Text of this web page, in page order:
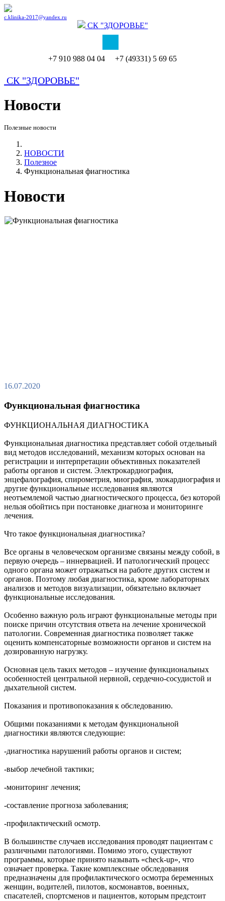
c.klinika-2017@yandex.ru
СК "ЗДОРОВЬЕ"
+7 910 988 04 04 +7 (49331) 5 69 65
СК "ЗДОРОВЬЕ"
Новости
Полезные новости
НОВОСТИ
Полезное
Функциональная фиагностика
Новости
16.07.2020
Функциональная фиагностика
ФУНКЦИОНАЛЬНАЯ ДИАГНОСТИКА
Функциональная диагностика представляет собой отдельный
вид методов исследований, механизм которых основан на
регистрации и интерпретации объективных показателей
работы органов и систем. Электрокардиография,
энцефалография, спирометрия, миография, эхокардиография и
другие функциональные исследования являются
неотъемлемой частью диагностического процесса, без которой
нельзя обойтись при постановке диагноза и мониторинге
лечения.
Что такое функциональная диагностика?
Все органы в человеческом организме связаны между собой, в
первую очередь – иннервацией. И патологический процесс
одного органа может отражаться на работе других систем и
органов. Поэтому любая диагностика, кроме лабораторных
анализов и методов визуализации, обязательно включает
функциональные исследования.
Особенно важную роль играют функциональные методы при
поиске причин отсутствия ответа на лечение хронической
патологии. Современная диагностика позволяет также
оценить компенсаторные возможности органов и систем на
дозированную нагрузку.
Основная цель таких методов – изучение функциональных
особенностей центральной нервной, сердечно-сосудистой и
дыхательной систем.
Показания и противопоказания к обследованию.
Общими показаниями к методам функциональной
диагностики являются следующие:
-диагностика нарушений работы органов и систем;
-выбор лечебной тактики;
-мониторинг лечения;
-составление прогноза заболевания;
-профилактический осмотр.
В большинстве случаев исследования проводят пациентам с
различными патологиями. Помимо этого, существуют
программы, которые принято называть «check-up», что
означает проверка. Такие комплексные обследования
предназначены для профилактического осмотра беременных
женщин, водителей, пилотов, космонавтов, военных,
спасателей, спортсменов и пациентов, которым предстоит